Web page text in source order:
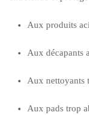
Aux produits
Aux décapants
Aux nettoyants
Aux pads trop